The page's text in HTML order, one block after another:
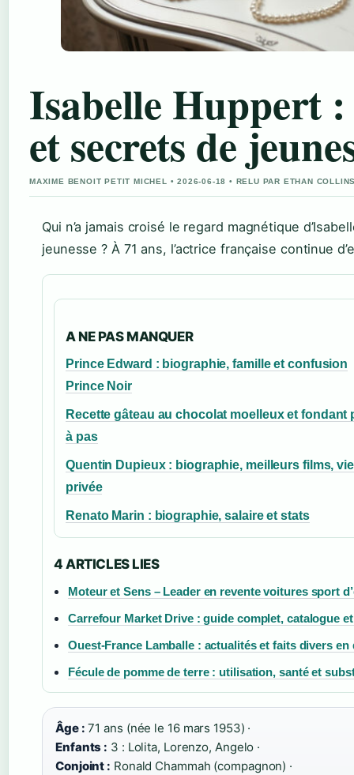
Isabelle Huppert
et secrets de
MAXIME BENOIT PETIT MICHEL • 2026-06-18 • RELU PAR ETHAN
Qui n’a jamais croisé le regard magnétique
jeunesse ? À 71 ans, l’actrice française continue
A NE PAS MANQUER
Prince Edward : biographie, famille et confusion
Prince Noir
Recette gâteau au chocolat moelleux et fondant
à pas
Quentin Dupieux : biographie, meilleurs films, vie
privée
Renato Marin : biographie, salaire et stats
4 ARTICLES LIES
Moteur et Sens – Leader en revente voitures sport
Carrefour Market Drive : guide complet, catalogue
Ouest-France Lamballe : actualités et faits divers en
Fécule de pomme de terre : utilisation, santé et
Âge : 71 ans (née le 16 mars 1953) ·
Enfants : 3 : Lolita, Lorenzo, Angelo ·
Conjoint : Ronald Chammah (compagnon) ·